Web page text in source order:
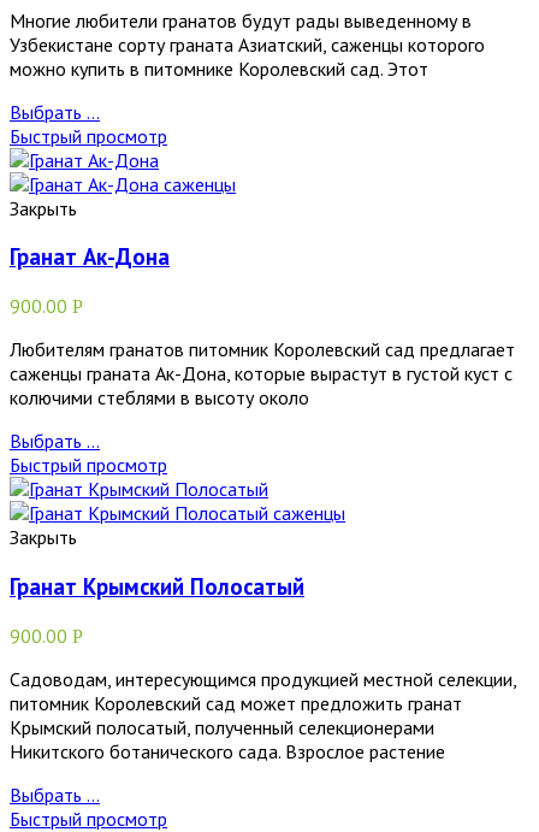
Многие любители гранатов будут рады выведенному в
Узбекистане сорту граната Азиатский, саженцы которого
можно купить в питомнике Королевский сад. Этот
Выбрать ...
Быстрый просмотр
Закрыть
Гранат Ак-Дона
900.00 Р
Любителям гранатов питомник Королевский сад предлагает
саженцы граната Ак-Дона, которые вырастут в густой куст с
колючими стеблями в высоту около
Выбрать ...
Быстрый просмотр
Закрыть
Гранат Крымский Полосатый
900.00 Р
Садоводам, интересующимся продукцией местной селекции,
питомник Королевский сад может предложить гранат
Крымский полосатый, полученный селекционерами
Никитского ботанического сада. Взрослое растение
Выбрать ...
Быстрый просмотр